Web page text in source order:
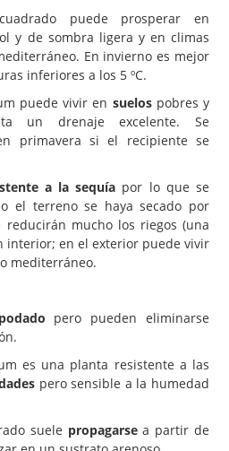
puede prosperar en
y de sombra ligera y en climas
En invierno es mejor
inferiores a los 5 ºC.
puede vivir en suelospobres y
un drenaje excelente. Se
primavera si el recipiente se
a la sequía por lo que se
el terreno se haya secado por
reducirán mucho los riegos (una
interior; en el exterior puede vivir
mediterráneo.
podado pero pueden eliminarse
es una planta resistente a las
pero sensible a la humedad
suele propagarsea partir de